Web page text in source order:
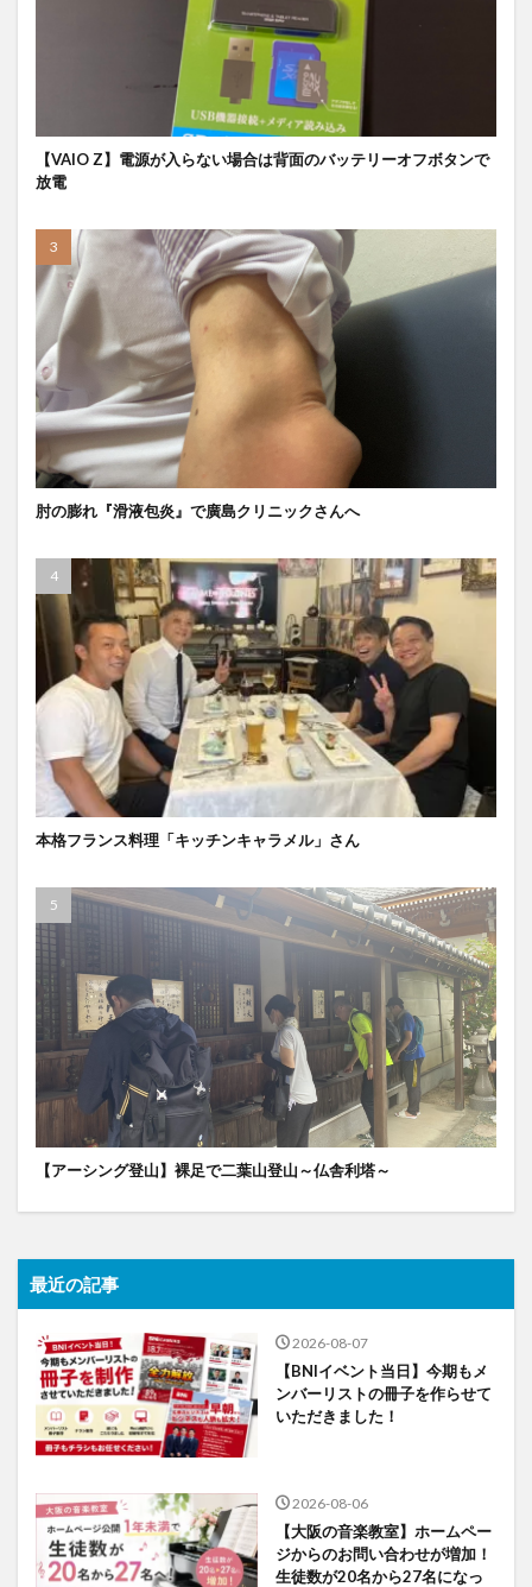
【VAIO Z】電源が入らない場合は背面のバッテリーオフボタンで
放電
肘の膨れ『滑液包炎』で廣島クリニックさんへ
本格フランス料理「キッチンキャラメル」さん
【アーシング登山】裸足で二葉山登山～仏舎利塔～
最近の記事
2026-08-07
【BNIイベント当日】今期もメ
ンバーリストの冊子を作らせて
いただきました！
2026-08-06
【大阪の音楽教室】ホームペー
ジからのお問い合わせが増加！
生徒数が20名から27名になっ